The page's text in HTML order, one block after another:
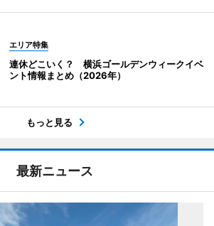
エリア特集
連休どこいく？ 横浜ゴールデンウィークイベ
ント情報まとめ（2026年）
もっと見る
最新ニュース